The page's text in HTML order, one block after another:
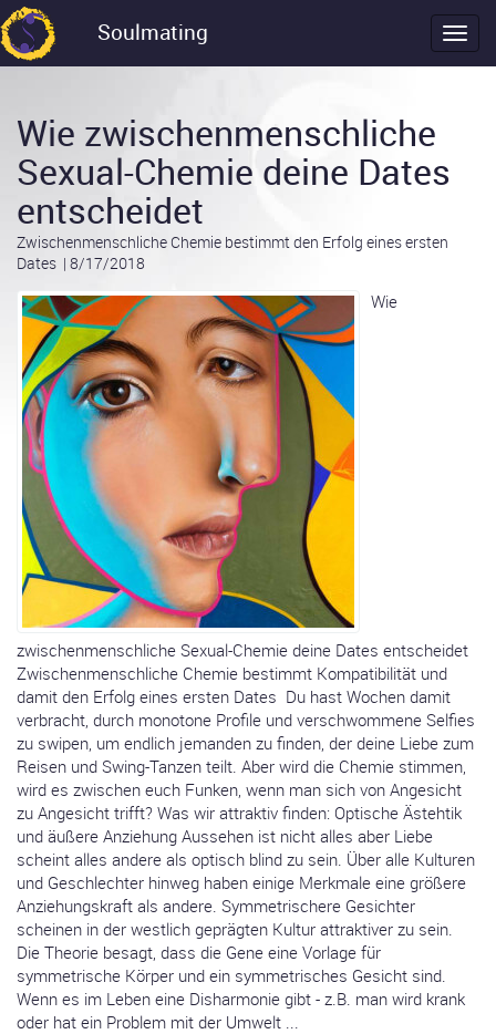
Soulmating
Wie zwischenmenschliche
Sexual-Chemie deine Dates
entscheidet
Zwischenmenschliche Chemie bestimmt den Erfolg eines ersten
Dates | 8/17/2018
Wie
zwischenmenschliche Sexual-Chemie deine Dates entscheidet
Zwischenmenschliche Chemie bestimmt Kompatibilität und
damit den Erfolg eines ersten Dates Du hast Wochen damit
verbracht, durch monotone Profile und verschwommene Selfies
zu swipen, um endlich jemanden zu finden, der deine Liebe zum
Reisen und Swing-Tanzen teilt. Aber wird die Chemie stimmen,
wird es zwischen euch Funken, wenn man sich von Angesicht
zu Angesicht trifft? Was wir attraktiv finden: Optische Ästehtik
und äußere Anziehung Aussehen ist nicht alles aber Liebe
scheint alles andere als optisch blind zu sein. Über alle Kulturen
und Geschlechter hinweg haben einige Merkmale eine größere
Anziehungskraft als andere. Symmetrischere Gesichter
scheinen in der westlich geprägten Kultur attraktiver zu sein.
Die Theorie besagt, dass die Gene eine Vorlage für
symmetrische Körper und ein symmetrisches Gesicht sind.
Wenn es im Leben eine Disharmonie gibt - z.B. man wird krank
oder hat ein Problem mit der Umwelt ...